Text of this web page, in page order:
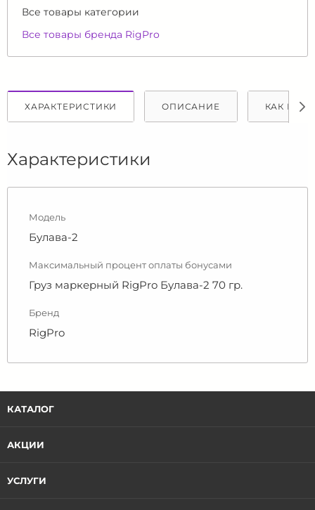
Все товары категории
Все товары бренда RigPro
ХАРАКТЕРИСТИКИ ОПИСАНИЕ КАК
Характеристики
Модель
Булава-2
Максимальный процент оплаты бонусами
Груз маркерный RigPro Булава-2 70 гр.
Бренд
RigPro
КАТАЛОГ
АКЦИИ
УСЛУГИ